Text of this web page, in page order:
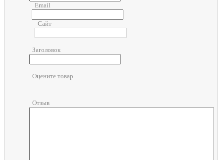
Email
Сайт
Заголовок
Оцените товар
Отзыв